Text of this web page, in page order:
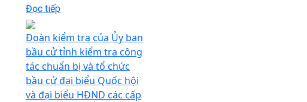
Đọc tiếp
Đoàn kiểm tra của Ủy ban
bầu cử tỉnh kiểm tra công
tác chuẩn bị và tổ chức
bầu cử đại biểu Quốc hội
và đại biểu HĐND các cấp